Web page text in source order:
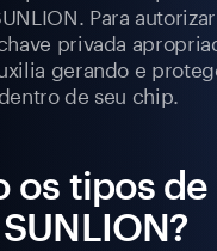
Para
privada
gerando e
de seu chip.
os tipos de